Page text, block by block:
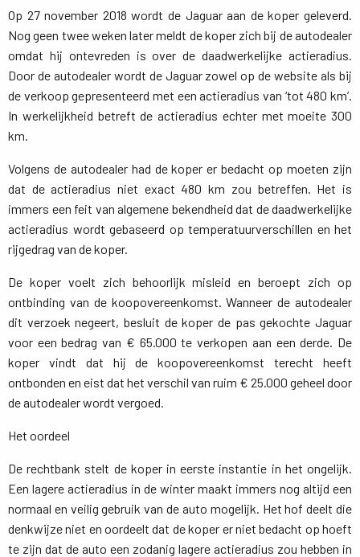
Op 27 november 2018 wordt de Jaguar aan de koper geleverd.
Nog geen twee weken later meldt de koper zich bij de autodealer
omdat hij ontevreden is over de daadwerkelijke actieradius.
Door de autodealer wordt de Jaguar zowel op de website als bij
de verkoop gepresenteerd met een actieradius van ‘tot 480 km’.
In werkelijkheid betreft de actieradius echter met moeite 300
km.
Volgens de autodealer had de koper er bedacht op moeten zijn
dat de actieradius niet exact 480 km zou betreffen. Het is
immers een feit van algemene bekendheid dat de daadwerkelijke
actieradius wordt gebaseerd op temperatuurverschillen en het
rijgedrag van de koper.
De koper voelt zich behoorlijk misleid en beroept zich op
ontbinding van de koopovereenkomst. Wanneer de autodealer
dit verzoek negeert, besluit de koper de pas gekochte Jaguar
voor een bedrag van € 65.000 te verkopen aan een derde. De
koper vindt dat hij de koopovereenkomst terecht heeft
ontbonden en eist dat het verschil van ruim € 25.000 geheel door
de autodealer wordt vergoed.
Het oordeel
De rechtbank stelt de koper in eerste instantie in het ongelijk.
Een lagere actieradius in de winter maakt immers nog altijd een
normaal en veilig gebruik van de auto mogelijk. Het hof deelt die
denkwijze niet en oordeelt dat de koper er niet bedacht op hoeft
te zijn dat de auto een zodanig lagere actieradius zou hebben in